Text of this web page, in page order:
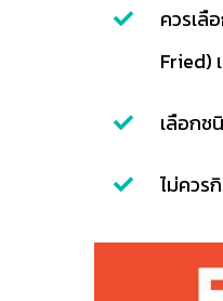
ควรเ
Fried)
เลือกช
ไม่ควร